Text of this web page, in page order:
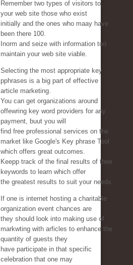
Remember two types of visitors to
your web site those who exist
initially and the ones who maay have
been there 100.
Inorm and seize with information too
maintain your web site viable.
Selecting the most appropriate key
pphrases is a big part of effective
article marketing.
You can get organizations around
offewring key word providers for any
payment, buut you will
find free professional services on the
market like Google's Key phrase Tool
which offers great outcomes.
Keepp track of the final results of thee
keywords to learn which offer
the greatest results to suit your needs.
If one is internet hosting a charitable
organization event chances are
they should look into making use of
markwting with arficles to enhance the
quantity of guests they
have participate in that specific
celebration that one may